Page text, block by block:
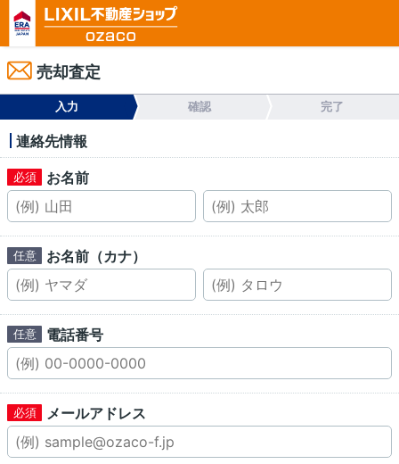
売却査定
入力 確認 完了
連絡先情報
お名前
お名前（カナ）
電話番号
メールアドレス